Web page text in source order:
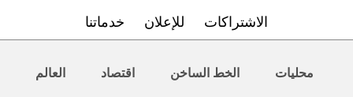
الاشتراكات للإعلان خدماتنا
محليات الخط الساخن اقتصاد العالم